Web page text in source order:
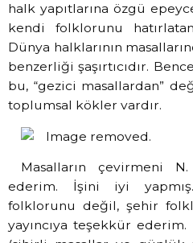
halk yapıtlarına özgü
kendi folklorunu
Dünya halklarının
benzerliği şaşırtıcıdır.
bu, “gezici masallardan”
toplumsal kökler vardır.
Masalların çevirmeni
ederim. İşini iyi
folklorunu değil, şehir
yayıncıya teşekkür